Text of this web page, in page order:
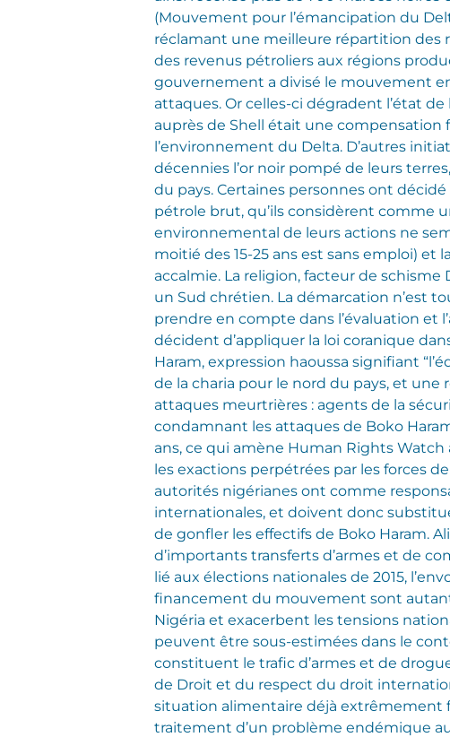
(Mouvement pour l’émancipation du
réclamant une meilleure répartition des
des revenus pétroliers aux régions
gouvernement a divisé le mouvement
attaques. Or celles-ci dégradent l’état
auprès de Shell était une compensation
l’environnement du Delta. D’autres
décennies l’or noir pompé de leurs
du pays. Certaines personnes ont
pétrole brut, qu’ils considèrent comme
environnemental de leurs actions ne
moitié des 15-25 ans est sans emploi) et
accalmie. La religion, facteur de schisme
un Sud chrétien. La démarcation n’est
prendre en compte dans l’évaluation et
décident d’appliquer la loi coranique
Haram, expression haoussa signifiant
de la charia pour le nord du pays, et
attaques meurtrières : agents de la
condamnant les attaques de Boko
ans, ce qui amène Human Rights Watch
les exactions perpétrées par les forces
autorités nigérianes ont comme
internationales, et doivent donc
de gonfler les effectifs de Boko Haram.
d’importants transferts d’armes et de
lié aux élections nationales de 2015,
financement du mouvement sont
Nigéria et exacerbent les tensions
peuvent être sous-estimées dans le
constituent le trafic d’armes et de
de Droit et du respect du droit
situation alimentaire déjà extrêmement
traitement d’un problème endémique